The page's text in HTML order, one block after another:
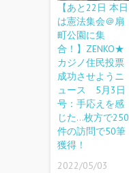
【あと22日 本日
は憲法集会＠扇
町公園に集
合！】ZENKO★
カジノ住民投票
成功させようニ
ュース 5月3日
号：手応えを感
じた…枚方で250
件の訪問で50筆
獲得！
2022/05/03